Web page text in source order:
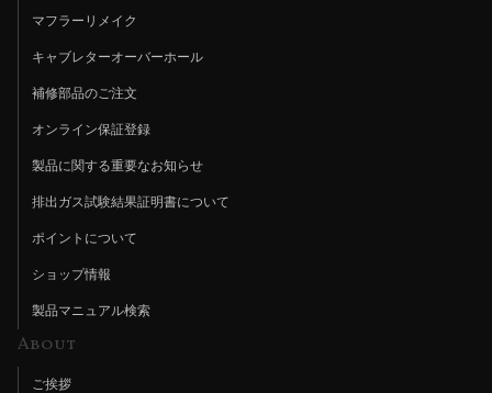
マフラーリメイク
キャブレターオーバーホール
補修部品のご注文
オンライン保証登録
製品に関する重要なお知らせ
排出ガス試験結果証明書について
ポイントについて
ショップ情報
製品マニュアル検索
About
ご挨拶